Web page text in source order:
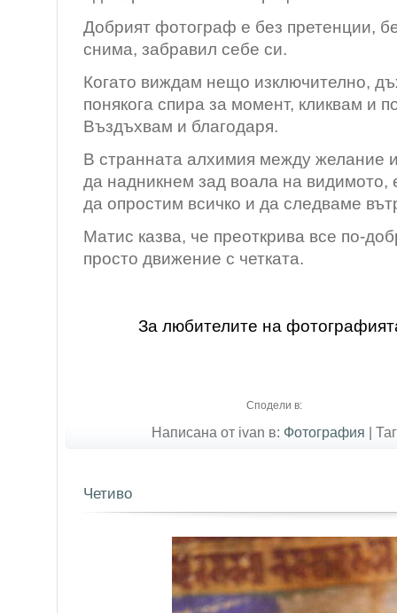
Добрият фотограф е без претенции,
снима, забравил себе си.
Когато виждам нещо изключително,
понякога спира за момент, кликвам и
Въздъхвам и благодаря.
В странната алхимия между желание
да надникнем зад воала на видимото,
да опростим всичко и да следваме
Матис казва, че преоткрива все по-
просто движение с четката.
За любителите на
Сподели в:
Написана от ivan в: Фотография
Четиво